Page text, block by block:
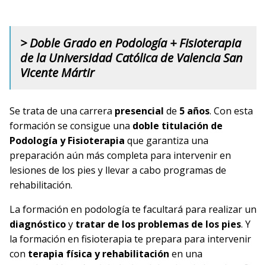
> Doble Grado en Podología + Fisioterapia
de la Universidad Católica de Valencia San
Vicente Mártir
Se trata de una carrera presencial de 5 años. Con esta
formación se consigue una doble titulación de
Podología y Fisioterapia que garantiza una
preparación aún más completa para intervenir en
lesiones de los pies y llevar a cabo programas de
rehabilitación.
La formación en podología te facultará para realizar un
diagnósticoy tratar de los problemas de los pies. Y
la formación en fisioterapia te prepara para intervenir
con terapia física y rehabilitación en una